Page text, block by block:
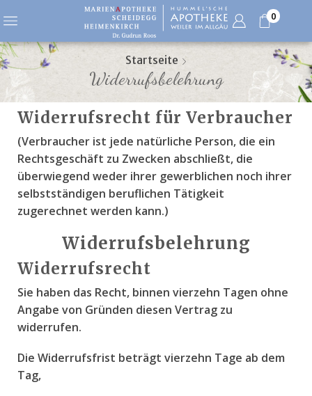
0
Startseite
Widerrufsbelehrung
Widerrufsrecht für Verbraucher
(Verbraucher ist jede natürliche Person, die ein
Rechtsgeschäft zu Zwecken abschließt, die
überwiegend weder ihrer gewerblichen noch ihrer
selbstständigen beruflichen Tätigkeit
zugerechnet werden kann.)
Widerrufsbelehrung
Widerrufsrecht
Sie haben das Recht, binnen vierzehn Tagen ohne
Angabe von Gründen diesen Vertrag zu
widerrufen.
Die Widerrufsfrist beträgt vierzehn Tage ab dem
Tag,